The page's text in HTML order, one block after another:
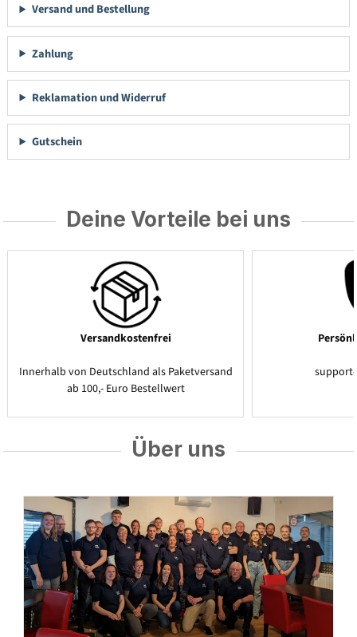
Versand und Bestellung
Zahlung
Reklamation und Widerruf
Gutschein
Deine Vorteile bei uns
Versandkostenfrei
Innerhalb von Deutschland als Paketversand
ab 100,- Euro Bestellwert
Über uns